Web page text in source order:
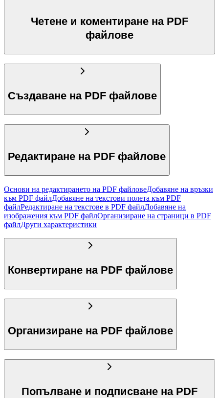
Четене и коментиране на PDF
файлове
Създаване на PDF файлове
Редактиране на PDF файлове
Основи на редактирането на PDF файловеДобавяне на връзки
към PDF файлДобавяне на текстови полета към PDF
файлРедактиране на текстове в PDF файлДобавяне на
изображения към PDF файлОрганизиране на страници в PDF
файлДруги характеристики
Конвертиране на PDF файлове
Организиране на PDF файлове
Попълване и подписване на PDF